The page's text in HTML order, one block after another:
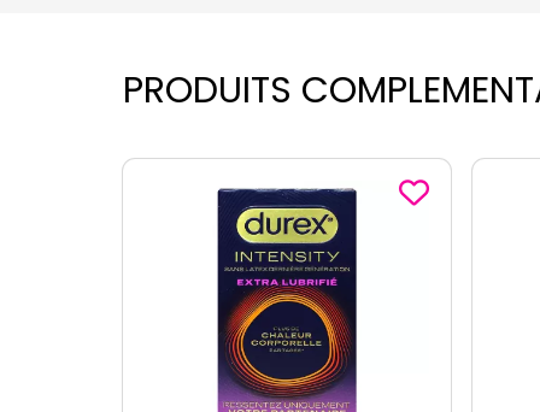
PRODUITS